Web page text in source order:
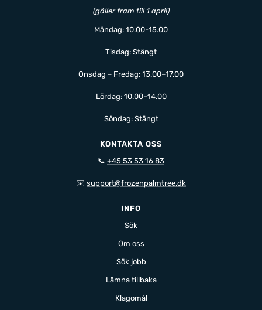
(gäller fram till 1 april)
Måndag: 10.00-15.00
Tisdag: Stängt
Onsdag – Fredag: 13.00–17.00
Lördag: 10.00–14.00
Söndag: Stängt
KONTAKTA OSS
📞 +45 53 53 16 83
✉️ support@frozenpalmtree.dk
INFO
Sök
Om oss
Sök jobb
Lämna tillbaka
Klagomål